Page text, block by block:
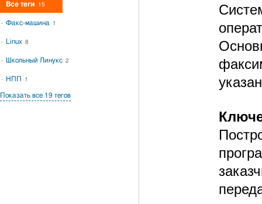
Все теги 15
Факс-машина 1
Linux 8
Школьный Линукс 2
НПП 1
Показать все 19 тегов